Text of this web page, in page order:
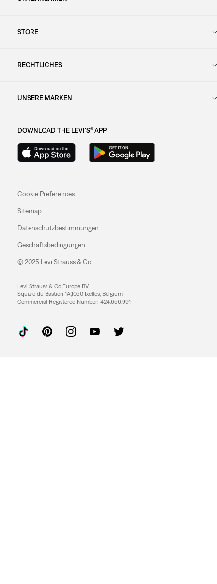
STORE
RECHTLICHES
UNSERE MARKEN
DOWNLOAD THE LEVI'S® APP
Cookie Preferences
Sitemap
Datenschutzbestimmungen
Geschäftsbedingungen
© 2025 Levi Strauss & Co.
Levi Strauss & Co Europe BV.
Square du Bastion 1A,1050 Ixelles, Belgium
Commercial Registered Number: 424.656.991